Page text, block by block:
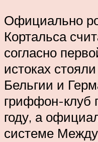
Официально
Кортальса
согласно
истоках
Бельгии и
гриффон-клуб
году, а
системе